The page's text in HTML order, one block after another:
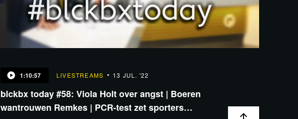
1:10:57 LIVESTREAMS 13 JUL. '22
blckbx today #58: Viola Holt over angst | Boeren
wantrouwen Remkes | PCR-test zet sporters…